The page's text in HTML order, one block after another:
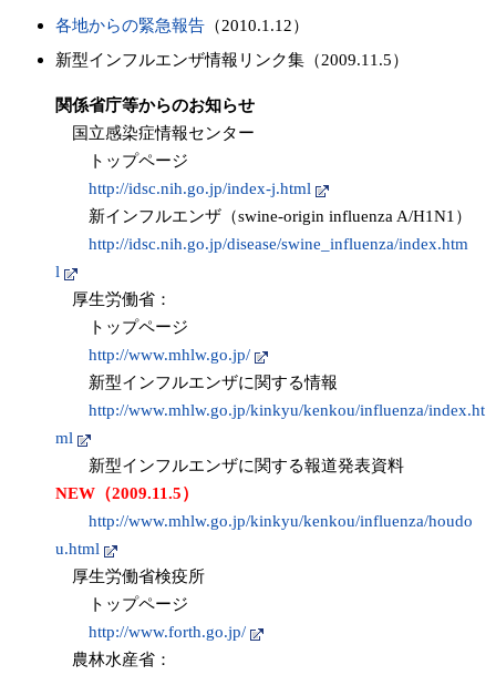
各地からの緊急報告 （2010.1.12）
新型インフルエンザ情報リンク集（2009.11.5）
関係省庁等からのお知らせ
国立感染症情報センター
トップページ
http://idsc.nih.go.jp/index-j.html
新インフルエンザ（swine-origin influenza A/H1N1）
http://idsc.nih.go.jp/disease/swine_influenza/index.htm
l
厚生労働省：
トップページ
http://www.mhlw.go.jp/
新型インフルエンザに関する情報
http://www.mhlw.go.jp/kinkyu/kenkou/influenza/index.ht
ml
新型インフルエンザに関する報道発表資料
NEW（2009.11.5）
http://www.mhlw.go.jp/kinkyu/kenkou/influenza/houdo
u.html
厚生労働省検疫所
トップページ
http://www.forth.go.jp/
農林水産省：